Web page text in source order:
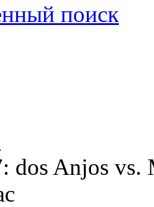
поиск
dos Anjos vs.